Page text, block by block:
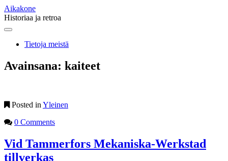
Aikakone
Historiaa ja retroa
Main
Skip
contentTietoja meistä
Avainsana: kaiteet
Posted in Yleinen
0 Comments
Vid Tammerfors Mekaniska-Werkstad
tillverkas